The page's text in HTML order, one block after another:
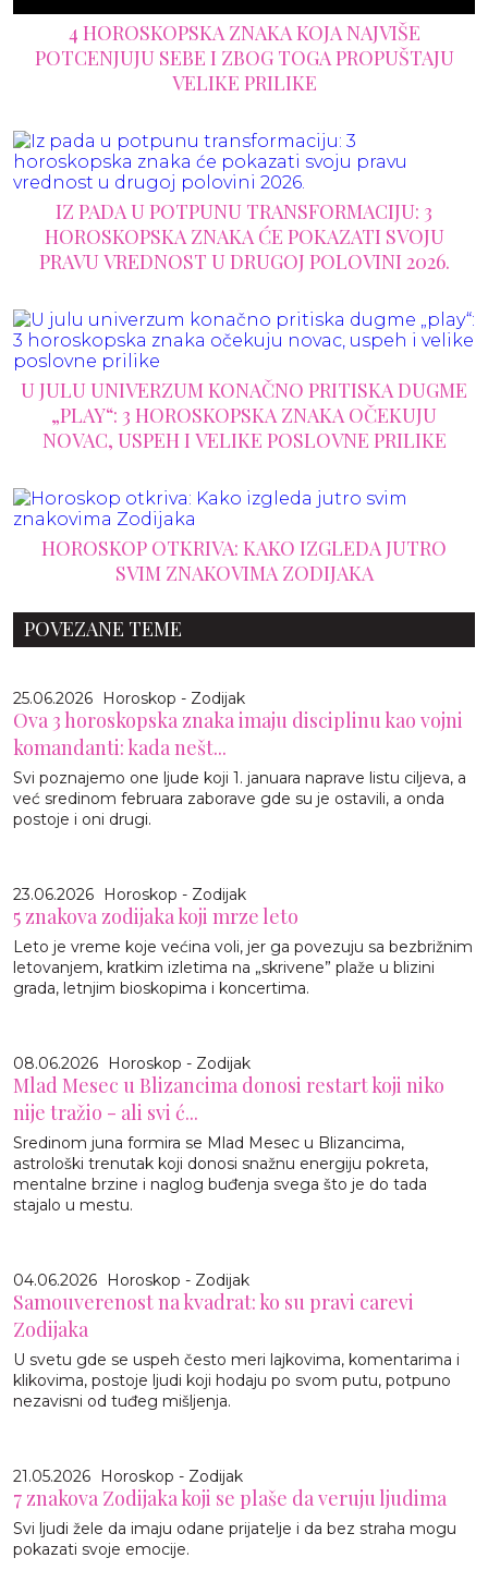
4 HOROSKOPSKA ZNAKA KOJA NAJVIŠE
POTCENJUJU SEBE I ZBOG TOGA PROPUŠTAJU
VELIKE PRILIKE
IZ PADA U POTPUNU TRANSFORMACIJU: 3
HOROSKOPSKA ZNAKA ĆE POKAZATI SVOJU
PRAVU VREDNOST U DRUGOJ POLOVINI 2026.
U JULU UNIVERZUM KONAČNO PRITISKA DUGME
„PLAY“: 3 HOROSKOPSKA ZNAKA OČEKUJU
NOVAC, USPEH I VELIKE POSLOVNE PRILIKE
HOROSKOP OTKRIVA: KAKO IZGLEDA JUTRO
SVIM ZNAKOVIMA ZODIJAKA
POVEZANE TEME
25.06.2026 Horoskop - Zodijak
Ova 3 horoskopska znaka imaju disciplinu kao vojni
komandanti: kada nešt...
Svi poznajemo one ljude koji 1. januara naprave listu ciljeva, a
već sredinom februara zaborave gde su je ostavili, a onda
postoje i oni drugi.
23.06.2026 Horoskop - Zodijak
5 znakova zodijaka koji mrze leto
Leto je vreme koje većina voli, jer ga povezuju sa bezbrižnim
letovanjem, kratkim izletima na „skrivene” plaže u blizini
grada, letnjim bioskopima i koncertima.
08.06.2026 Horoskop - Zodijak
Mlad Mesec u Blizancima donosi restart koji niko
nije tražio - ali svi ć...
Sredinom juna formira se Mlad Mesec u Blizancima,
astrološki trenutak koji donosi snažnu energiju pokreta,
mentalne brzine i naglog buđenja svega što je do tada
stajalo u mestu.
04.06.2026 Horoskop - Zodijak
Samouverenost na kvadrat: ko su pravi carevi
Zodijaka
U svetu gde se uspeh često meri lajkovima, komentarima i
klikovima, postoje ljudi koji hodaju po svom putu, potpuno
nezavisni od tuđeg mišljenja.
21.05.2026 Horoskop - Zodijak
7 znakova Zodijaka koji se plaše da veruju ljudima
Svi ljudi žele da imaju odane prijatelje i da bez straha mogu
pokazati svoje emocije.